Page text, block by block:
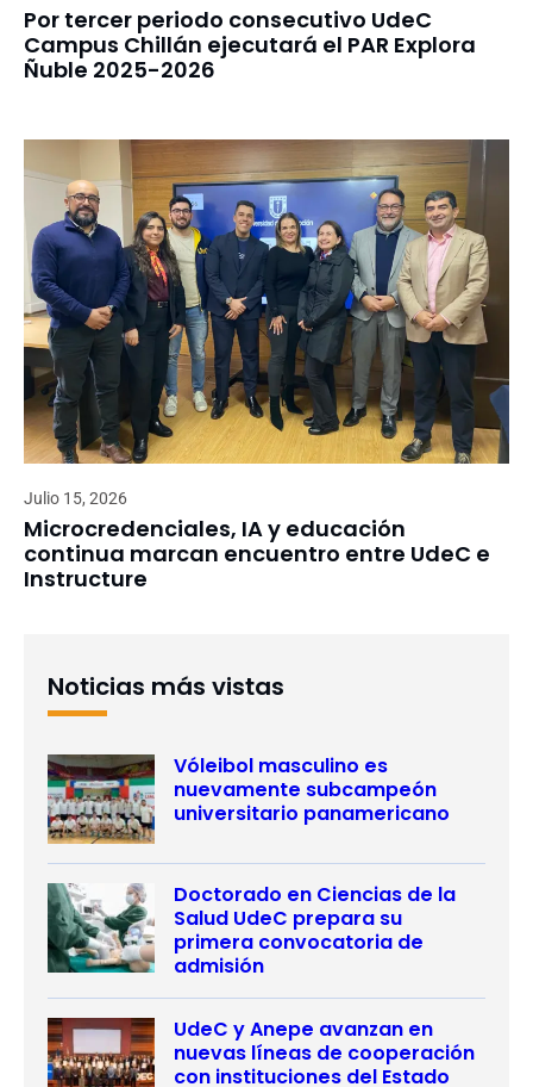
Por tercer periodo consecutivo UdeC
Campus Chillán ejecutará el PAR Explora
Ñuble 2025-2026
Julio 15, 2026
Microcredenciales, IA y educación
continua marcan encuentro entre UdeC e
Instructure
Noticias más vistas
Vóleibol masculino es
nuevamente subcampeón
universitario panamericano
Doctorado en Ciencias de la
Salud UdeC prepara su
primera convocatoria de
admisión
UdeC y Anepe avanzan en
nuevas líneas de cooperación
con instituciones del Estado